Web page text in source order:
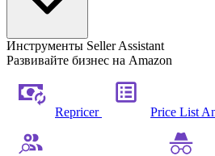
Инструменты Seller Assistant
Развивайте бизнес на Amazon
Repricer Price List